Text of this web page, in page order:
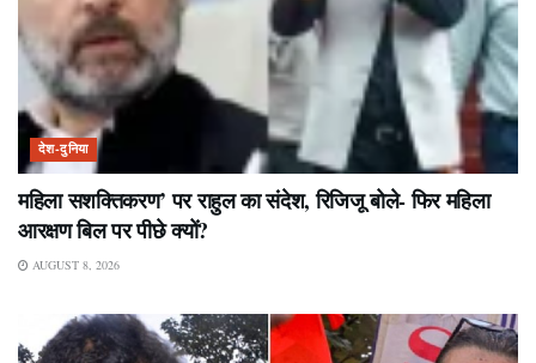
देश-दुनिया
महिला सशक्तिकरण’ पर राहुल का संदेश, रिजिजू बोले- फिर महिला
आरक्षण बिल पर पीछे क्यों?
AUGUST 8, 2026